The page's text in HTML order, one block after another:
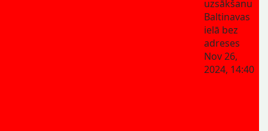
uzsākšanu
Baltinavas
ielā bez
adreses
Nov 26,
2024, 14:40